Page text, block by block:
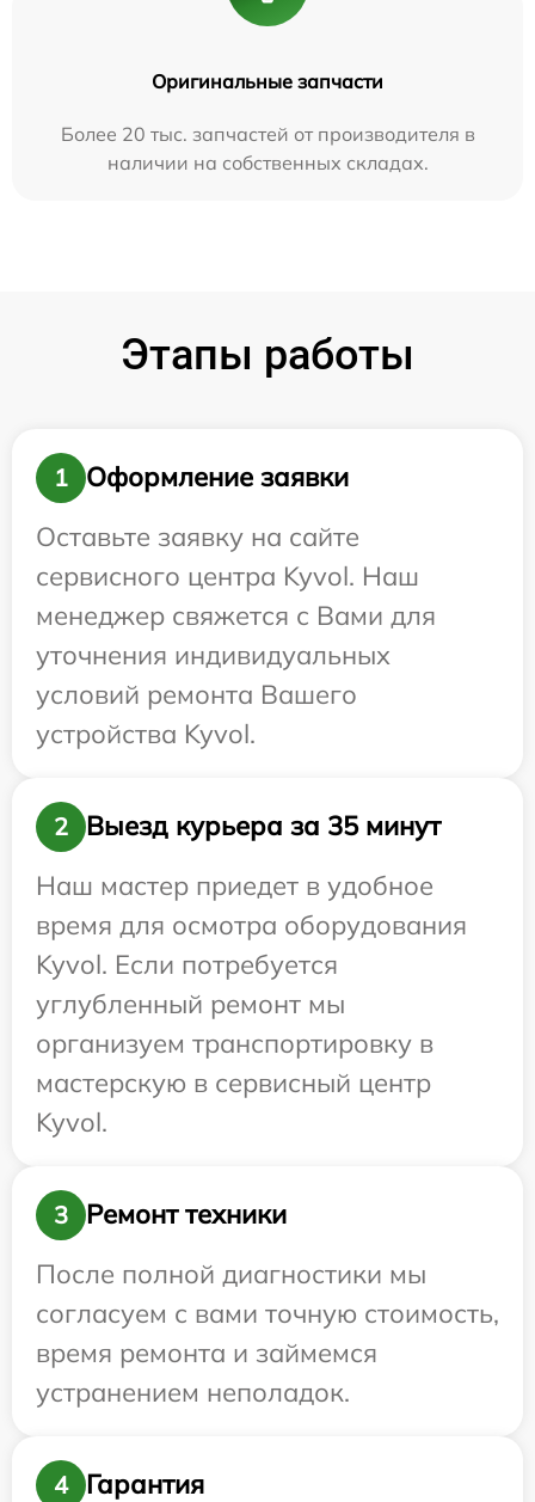
Оригинальные запчасти
Более 20 тыс. запчастей от производителя в
наличии на собственных складах.
Этапы работы
1
Оформление заявки
Оставьте заявку на сайте
сервисного центра Kyvol. Наш
менеджер свяжется с Вами для
уточнения индивидуальных
условий ремонта Вашего
устройства Kyvol.
2
Выезд курьера за 35 минут
Наш мастер приедет в удобное
время для осмотра оборудования
Kyvol. Если потребуется
углубленный ремонт мы
организуем транспортировку в
мастерскую в сервисный центр
Kyvol.
3
Ремонт техники
После полной диагностики мы
согласуем с вами точную стоимость,
время ремонта и займемся
устранением неполадок.
4 Гарантия